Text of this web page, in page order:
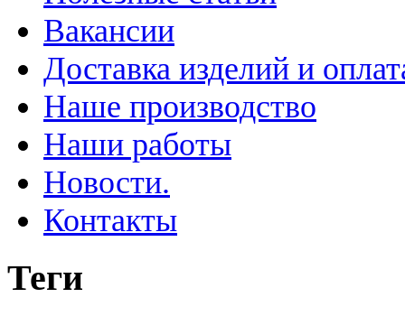
Вакансии
Доставка изделий и
Наше производство
Наши работы
Новости.
Контакты
Теги